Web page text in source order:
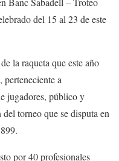
del 15 al 23 de este
la raqueta que este año
a
jugadores, público y
torneo que se disputa en
por 40 profesionales